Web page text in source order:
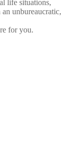
life situations,
unbureaucratic,
for you.